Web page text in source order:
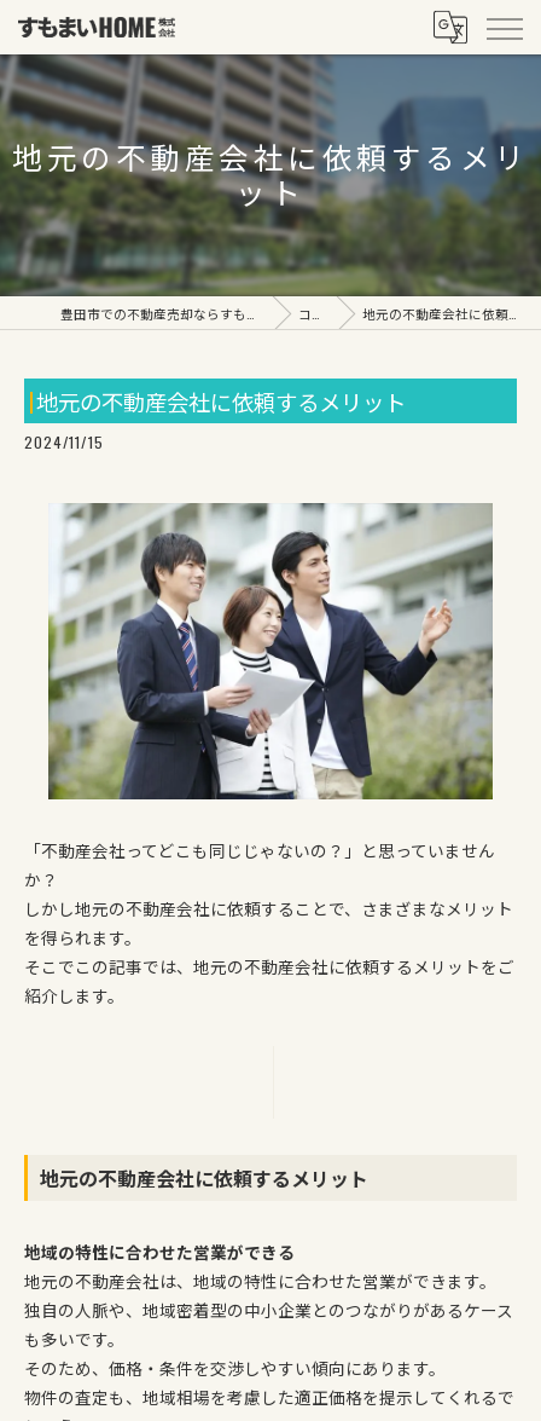
地元の不動産会社に依頼するメリ
ット
コラム 地元の不動産会社に依頼するメリット
地元の不動産会社に依頼するメリット
2024/11/15
「不動産会社ってどこも同じじゃないの？」と思っていません
か？
しかし地元の不動産会社に依頼することで、さまざまなメリット
を得られます。
そこでこの記事では、地元の不動産会社に依頼するメリットをご
紹介します。
地元の不動産会社に依頼するメリット
地域の特性に合わせた営業ができる
地元の不動産会社は、地域の特性に合わせた営業ができます。
独自の人脈や、地域密着型の中小企業とのつながりがあるケース
も多いです。
そのため、価格・条件を交渉しやすい傾向にあります。
物件の査定も、地域相場を考慮した適正価格を提示してくれるで